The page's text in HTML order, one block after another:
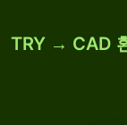
TRY → CAD